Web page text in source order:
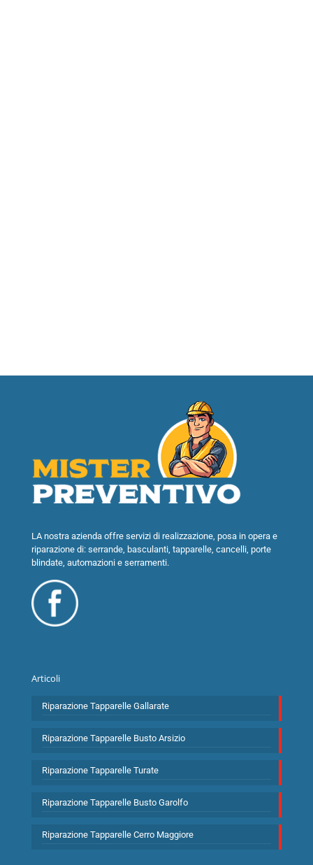
LA nostra azienda offre servizi di realizzazione, posa in opera e
riparazione di: serrande, basculanti, tapparelle, cancelli, porte
blindate, automazioni e serramenti.
Articoli
Riparazione Tapparelle Gallarate
Riparazione Tapparelle Busto Arsizio
Riparazione Tapparelle Turate
Riparazione Tapparelle Busto Garolfo
Riparazione Tapparelle Cerro Maggiore